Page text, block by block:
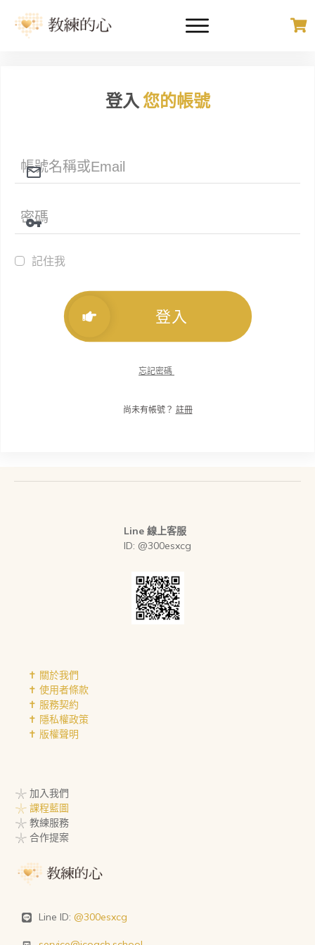
登入您的帳號
記住我
登入
忘記密碼
尚未有帳號？ 註冊
Line 線上客服
ID: @300esxcg
✝︎ 關於我們
✝︎ 使用者條款
✝︎ 服務契約
✝︎ 隱私權政策
✝︎ 版權聲明
𓇼 加入我們
𓇼 課程藍圖
𓇼 教練服務
𓇼 合作提案
Line ID: @300esxcg